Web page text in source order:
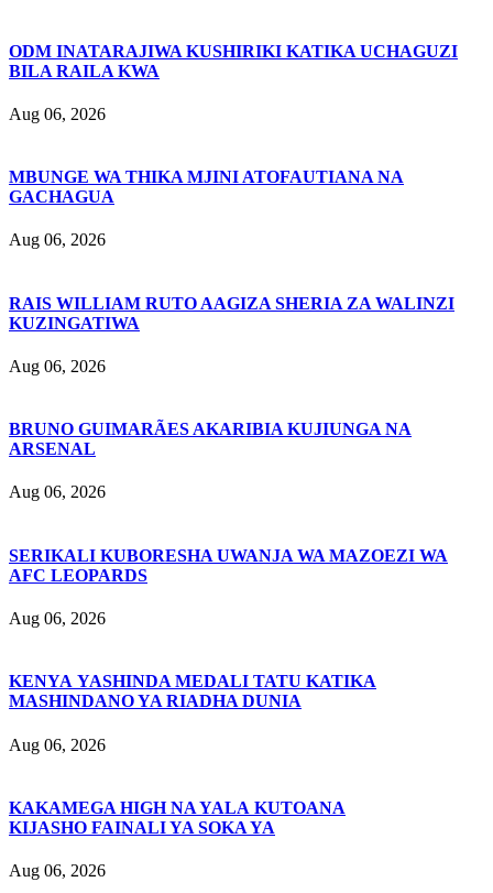
ODM INATARAJIWA KUSHIRIKI KATIKA UCHAGUZI
BILA RAILA KWA
Aug 06, 2026
MBUNGE WA THIKA MJINI ATOFAUTIANA NA
GACHAGUA
Aug 06, 2026
RAIS WILLIAM RUTO AAGIZA SHERIA ZA WALINZI
KUZINGATIWA
Aug 06, 2026
BRUNO GUIMARÃES AKARIBIA KUJIUNGA NA
ARSENAL
Aug 06, 2026
SERIKALI KUBORESHA UWANJA WA MAZOEZI WA
AFC LEOPARDS
Aug 06, 2026
KENYA YASHINDA MEDALI TATU KATIKA
MASHINDANO YA RIADHA DUNIA
Aug 06, 2026
KAKAMEGA HIGH NA YALA KUTOANA
KIJASHO FAINALI YA SOKA YA
Aug 06, 2026